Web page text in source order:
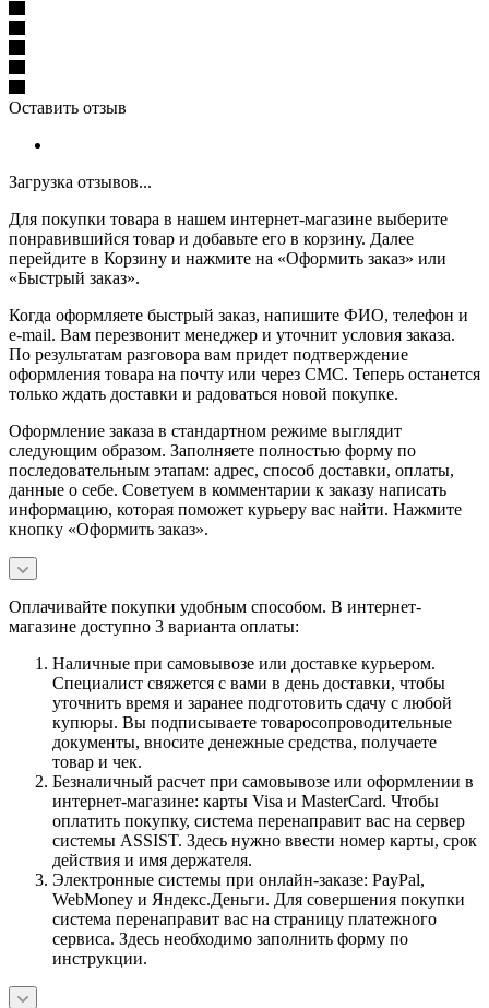
Оставить отзыв
Загрузка отзывов...
Для покупки товара в нашем интернет-магазине выберите
понравившийся товар и добавьте его в корзину. Далее
перейдите в Корзину и нажмите на «Оформить заказ» или
«Быстрый заказ».
Когда оформляете быстрый заказ, напишите ФИО, телефон и
e-mail. Вам перезвонит менеджер и уточнит условия заказа.
По результатам разговора вам придет подтверждение
оформления товара на почту или через СМС. Теперь останется
только ждать доставки и радоваться новой покупке.
Оформление заказа в стандартном режиме выглядит
следующим образом. Заполняете полностью форму по
последовательным этапам: адрес, способ доставки, оплаты,
данные о себе. Советуем в комментарии к заказу написать
информацию, которая поможет курьеру вас найти. Нажмите
кнопку «Оформить заказ».
Оплачивайте покупки удобным способом. В интернет-
магазине доступно 3 варианта оплаты:
Наличные при самовывозе или доставке курьером.
Специалист свяжется с вами в день доставки, чтобы
уточнить время и заранее подготовить сдачу с любой
купюры. Вы подписываете товаросопроводительные
документы, вносите денежные средства, получаете
товар и чек.
Безналичный расчет при самовывозе или оформлении в
интернет-магазине: карты Visa и MasterCard. Чтобы
оплатить покупку, система перенаправит вас на сервер
системы ASSIST. Здесь нужно ввести номер карты, срок
действия и имя держателя.
Электронные системы при онлайн-заказе: PayPal,
WebMoney и Яндекс.Деньги. Для совершения покупки
система перенаправит вас на страницу платежного
сервиса. Здесь необходимо заполнить форму по
инструкции.